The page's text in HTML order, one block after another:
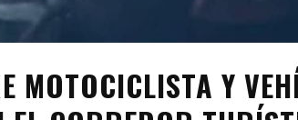
MOTOCICLISTA Y